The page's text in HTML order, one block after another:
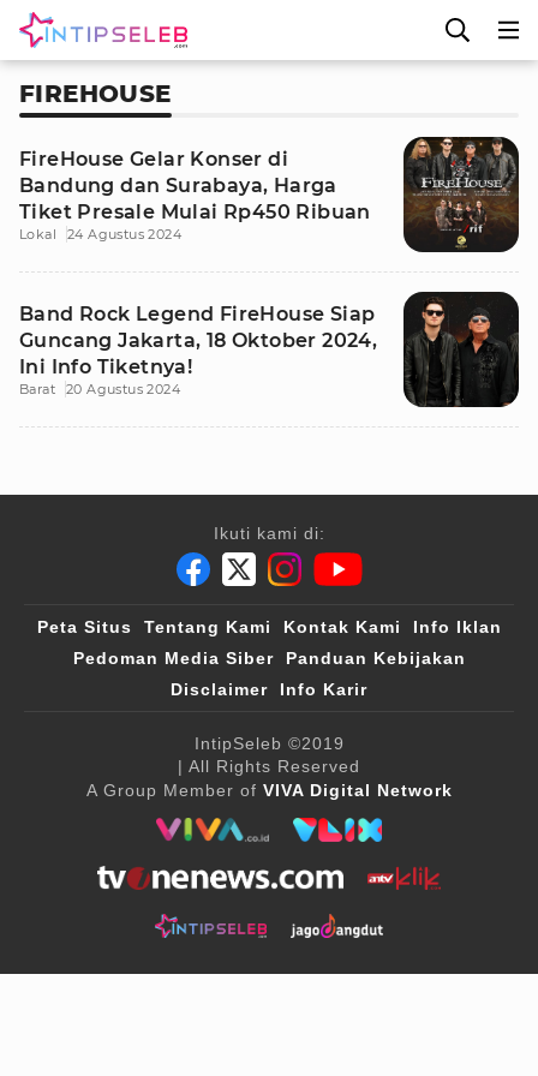
FIREHOUSE
FireHouse Gelar Konser di
Bandung dan Surabaya, Harga
Tiket Presale Mulai Rp450 Ribuan
Lokal 24 Agustus 2024
Band Rock Legend FireHouse Siap
Guncang Jakarta, 18 Oktober 2024,
Ini Info Tiketnya!
Barat 20 Agustus 2024
Ikuti kami di:
Peta Situs Tentang Kami Kontak Kami
Info Iklan
Pedoman Media Siber
Panduan Kebijakan
Disclaimer
Info Karir
IntipSeleb ©2019
| All Rights Reserved
A Group Member of VIVA Digital Network